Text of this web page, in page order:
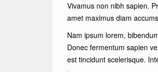
Vivamus non nibh sapien.
amet maximus diam
Nam ipsum lorem,
Donec fermentum sapien
est tincidunt scelerisque.